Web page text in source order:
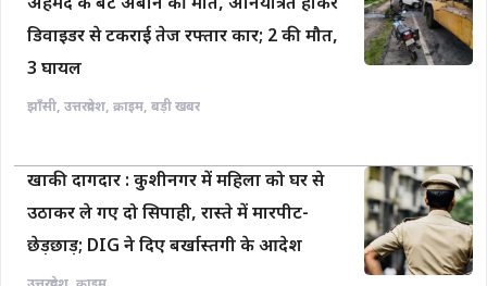
अहमद के बेटे अबान की मौत, अनियंत्रित होकर
डिवाइडर से टकराई तेज रफ्तार कार; 2 की मौत,
3 घायल
झाँसी, उत्तरप्रदेश, क्राइम, बड़ी खबर
खाकी दागदार : कुशीनगर में महिला को घर से
उठाकर ले गए दो सिपाही, रास्ते में मारपीट-
छेड़छाड़; DIG ने दिए बर्खास्तगी के आदेश